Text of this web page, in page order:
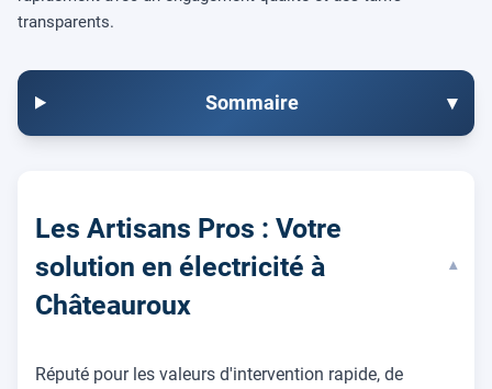
transparents.
Sommaire ▾
Les Artisans Pros : Votre
solution en électricité à
Châteauroux
▾
Réputé pour les valeurs d'intervention rapide, de